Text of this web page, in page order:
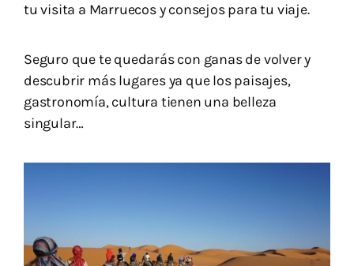
tu visita a Marruecos y consejos para tu viaje.
Seguro que te quedarás con ganas de volver y
descubrir más lugares ya que los paisajes,
gastronomía, cultura tienen una belleza
singular…